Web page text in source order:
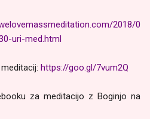
2018/0
uri-med.html
https://goo.gl/7vum2Q
za meditacijo z Boginjo na